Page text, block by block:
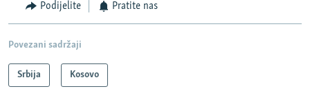
Podijelite Pratite nas
Povezani sadržaji
Srbija Kosovo